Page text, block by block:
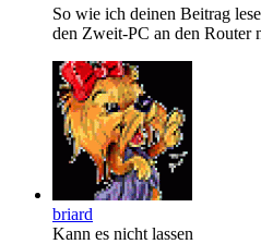
So wie ich deinen Beitrag
den Zweit-PC an den Router
briard
Kann es nicht lassen